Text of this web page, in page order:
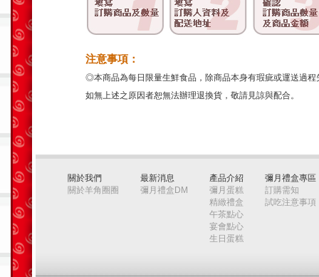
注意事項：
◎本商品為每日限量生鮮食品，除商品本身有瑕疵或運送過
如無上述之原因者恕無法辦理退換貨，敬請見諒與配合。
關於我們
關於羊角圈圈
最新消息
彌月禮盒DM
產品介紹
彌月蛋糕
精緻禮盒
午茶點心
宴會點心
生日蛋糕
彌月禮盒專區
訂購需知
試吃注意事項